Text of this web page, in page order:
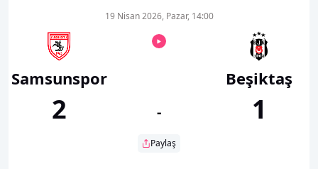
Samsunspor
2
19 Nisan 2026, Pazar, 14:00
-
Paylaş
Beşiktaş
1